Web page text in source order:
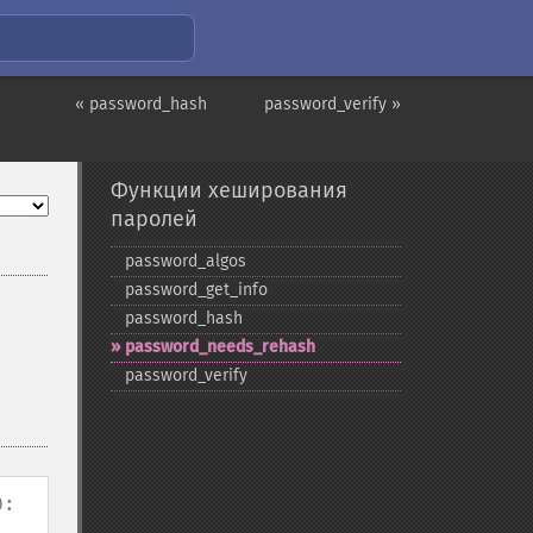
password_verify »
« password_hash
Функции хеширования
паролей
password_​algos
password_​get_​info
password_​hash
password_​needs_​rehash
password_​verify